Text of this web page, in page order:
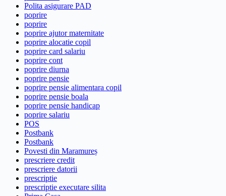
Polita asigurare PAD
poprire
poprire
poprire ajutor maternitate
poprire alocatie copil
poprire card salariu
poprire cont
poprire diurna
poprire pensie
poprire pensie alimentara copil
poprire pensie boala
poprire pensie handicap
poprire salariu
POS
Postbank
Postbank
Povesti din Maramureș
prescriere credit
prescriere datorii
prescriptie
prescriptie executare silita